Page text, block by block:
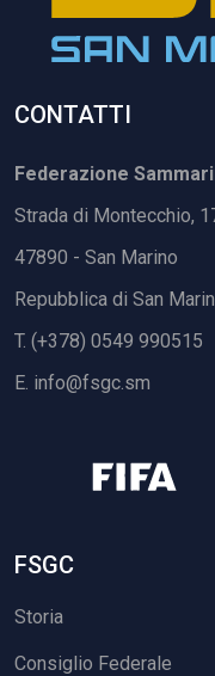
CONTATTI
Federazione
Strada di Montecchio,
47890 - San Marino
Repubblica di San
T. (+378) 0549 990515
E. info@fsgc.sm
FSGC
Storia
Consiglio Federale